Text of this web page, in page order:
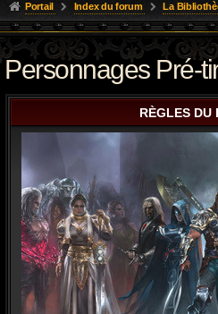
Portail Index du forum La Bibliothèque
Personnages Pré-
RÈGLES DU